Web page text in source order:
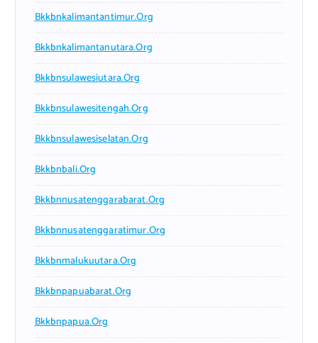
Bkkbnkalimantantimur.org
Bkkbnkalimantanutara.org
Bkkbnsulawesiutara.org
Bkkbnsulawesitengah.org
Bkkbnsulawesiselatan.org
Bkkbnbali.org
Bkkbnnusatenggarabarat.org
Bkkbnnusatenggaratimur.org
Bkkbnmalukuutara.org
Bkkbnpapuabarat.org
Bkkbnpapua.org